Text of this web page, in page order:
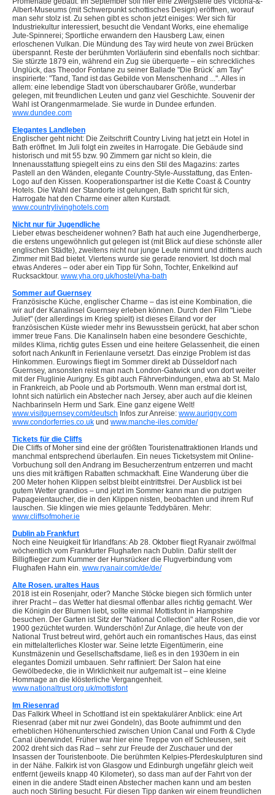
Albert-Museums (mit Schwerpunkt schottisches Design) eröffnen, worauf
man sehr stolz ist. Zu sehen gibt es schon jetzt einiges: Wer sich für
Industriekultur interessiert, besucht die Vendant Works, eine ehemalige
Jute-Spinnerei; Sportliche erwandern den Hausberg Law, einen
erloschenen Vulkan. Die Mündung des Tay wird heute von zwei Brücken
überspannt. Reste der berühmten Vorläuferin sind ebenfalls noch sichtbar:
Sie stürzte 1879 ein, während ein Zug sie überquerte – ein schreckliches
Unglück, das Theodor Fontane zu seiner Ballade "Die Brück´ am Tay"
inspirierte: "Tand, Tand ist das Gebilde von Menschenhand ...". Alles in
allem: eine lebendige Stadt von überschaubarer Größe, wunderbar
gelegen, mit freundlichen Leuten und ganz viel Geschichte. Souvenir der
Wahl ist Orangenmarmelade. Sie wurde in Dundee erfunden.
www.dundee.com
Elegantes Landleben
Englischer geht nicht: Die Zeitschrift Country Living hat jetzt ein Hotel in
Bath eröffnet. Im Juli folgt ein zweites in Harrogate. Die Gebäude sind
historisch und mit 55 bzw. 90 Zimmern gar nicht so klein, die
Innenausstattung spiegelt eins zu eins den Stil des Magazins: zartes
Pastell an den Wänden, elegante Country-Style-Ausstattung, das Enten-
Logo auf den Kissen. Kooperationspartner ist die Kette Coast & Country
Hotels. Die Wahl der Standorte ist gelungen, Bath spricht für sich,
Harrogate hat den Charme einer alten Kurstadt.
www.countrylivinghotels.com
Nicht nur für Jugendliche
Lieber etwas bescheidener wohnen? Bath hat auch eine Jugendherberge,
die erstens ungewöhnlich gut gelegen ist (mit Blick auf diese schönste aller
englischen Städte), zweitens nicht nur junge Leute nimmt und drittens auch
Zimmer mit Bad bietet. Viertens wurde sie gerade renoviert. Ist doch mal
etwas Anderes – oder aber ein Tipp für Sohn, Tochter, Enkelkind auf
Rucksacktour. www.yha.org.uk/hostel/yha-bath
Sommer auf Guernsey
Französische Küche, englischer Charme – das ist eine Kombination, die
wir auf der Kanalinsel Guernsey erleben können. Durch den Film "Liebe
Juliet" (der allerdings im Krieg spielt) ist dieses Eiland vor der
französischen Küste wieder mehr ins Bewusstsein gerückt, hat aber schon
immer treue Fans. Die Kanalinseln haben eine besondere Geschichte,
mildes Klima, richtig gutes Essen und eine heitere Gelassenheit, die einen
sofort nach Ankunft in Ferienlaune versetzt. Das einzige Problem ist das
Hinkommen. Eurowings fliegt im Sommer direkt ab Düsseldorf nach
Guernsey, ansonsten reist man nach London-Gatwick und von dort weiter
mit der Fluglinie Aurigny. Es gibt auch Fährverbindungen, etwa ab St. Malo
in Frankreich, ab Poole und ab Portsmouth. Wenn man erstmal dort ist,
lohnt sich natürlich ein Abstecher nach Jersey, aber auch auf die kleinen
Nachbarinseln Herm und Sark. Eine ganz eigene Welt!
www.visitguernsey.com/deutsch Infos zur Anreise: www.aurigny.com
www.condorferries.co.uk und www.manche-iles.com/de/
Tickets für die Cliffs
Die Cliffs of Moher sind eine der größten Touristenattraktionen Irlands und
manchmal entsprechend überlaufen. Ein neues Ticketsystem mit Online-
Vorbuchung soll den Andrang im Besucherzentrum entzerren und macht
uns dies mit kräftigen Rabatten schmackhaft. Eine Wanderung über die
200 Meter hohen Klippen selbst bleibt eintrittsfrei. Der Ausblick ist bei
gutem Wetter grandios – und jetzt im Sommer kann man die putzigen
Papageientaucher, die in den Klippen nisten, beobachten und ihrem Ruf
lauschen. Sie klingen wie mies gelaunte Teddybären. Mehr:
www.cliffsofmoher.ie
Dublin ab Frankfurt
Noch eine Neuigkeit für Irlandfans: Ab 28. Oktober fliegt Ryanair zwölfmal
wöchentlich vom Frankfurter Flughafen nach Dublin. Dafür stellt der
Billigflieger zum Kummer der Hunsrücker die Flugverbindung vom
Flughafen Hahn ein. www.ryanair.com/de/de/
Alte Rosen, uraltes Haus
2018 ist ein Rosenjahr, oder? Manche Stöcke biegen sich förmlich unter
ihrer Pracht – das Wetter hat diesmal offenbar alles richtig gemacht. Wer
die Königin der Blumen liebt, sollte einmal Mottisfont in Hampshire
besuchen. Der Garten ist Sitz der "National Collection" alter Rosen, die vor
1900 gezüchtet wurden. Wunderschön! Zur Anlage, die heute von der
National Trust betreut wird, gehört auch ein romantisches Haus, das einst
ein mittelalterliches Kloster war. Seine letzte Eigentümerin, eine
Kunstmäzenin und Gesellschaftsdame, ließ es in den 1930ern in ein
elegantes Domizil umbauen. Sehr raffiniert: Der Salon hat eine
Gewölbedecke, die in Wirklichkeit nur aufgemalt ist – eine kleine
Hommage an die klösterliche Vergangenheit.
www.nationaltrust.org.uk/mottisfont
Im Riesenrad
Das Falkirk Wheel in Schottland ist ein spektakulärer Anblick: eine Art
Riesenrad (aber mit nur zwei Gondeln), das Boote aufnimmt und den
erheblichen Höhenunterschied zwischen Union Canal und Forth & Clyde
Canal überwindet. Früher war hier eine Treppe von elf Schleusen, seit
2002 dreht sich das Rad – sehr zur Freude der Zuschauer und der
Insassen der Touristenboote. Die berühmten Kelpies-Pferdeskulpturen sind
in der Nähe. Falkirk ist von Glasgow und Edinburgh ungefähr gleich weit
entfernt (jeweils knapp 40 Kilometer), so dass man auf der Fahrt von der
einen in die andere Stadt einen Abstecher machen kann und am besten
auch noch Stirling besucht. Für diesen Tipp danken wir einem freundlichen